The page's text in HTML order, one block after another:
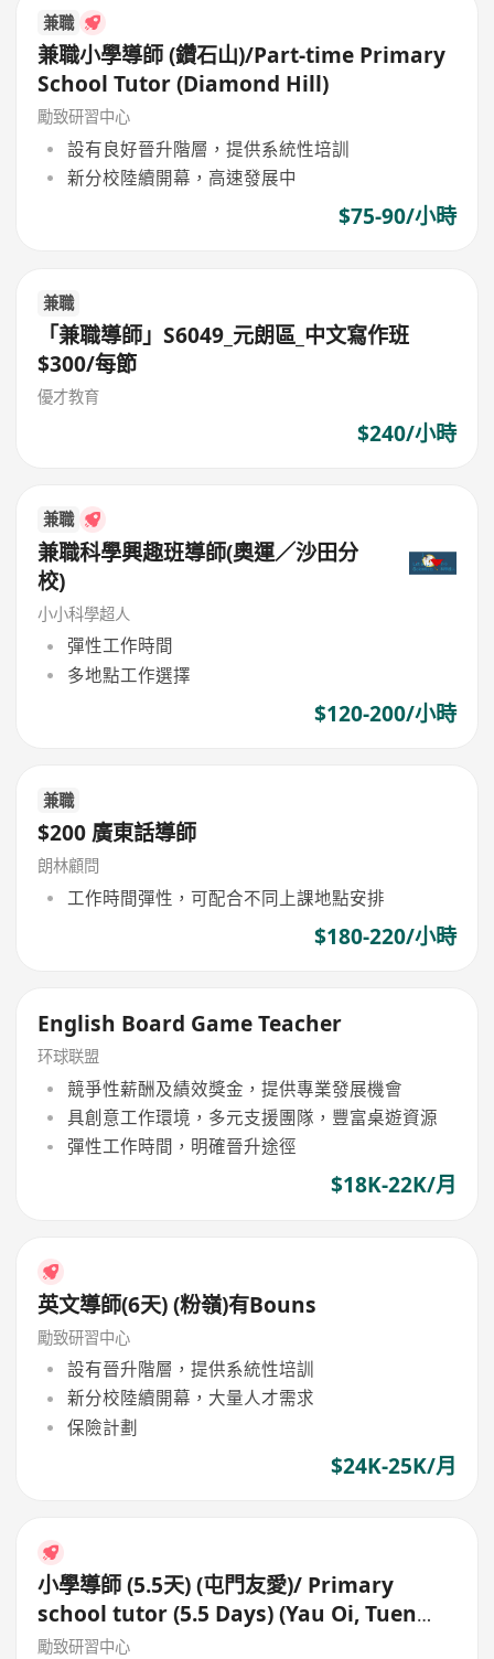
兼職
兼職小學導師 (鑽石山)/Part-time Primary
School Tutor (Diamond Hill)
勵致研習中心
設有良好晉升階層，提供系統性培訓
新分校陸續開幕，高速發展中
$75-90/小時
兼職
「兼職導師」S6049_元朗區_中文寫作班
$300/每節
優才教育
$240/小時
兼職
兼職科學興趣班導師(奧運／沙田分
校)
小小科學超人
彈性工作時間
多地點工作選擇
$120-200/小時
兼職
$200 廣東話導師
朗林顧問
工作時間彈性，可配合不同上課地點安排
$180-220/小時
English Board Game Teacher
环球联盟
競爭性薪酬及績效獎金，提供專業發展機會
具創意工作環境，多元支援團隊，豐富桌遊資源
彈性工作時間，明確晉升途徑
$18K-22K/月
英文導師(6天) (粉嶺)有Bouns
勵致研習中心
設有晉升階層，提供系統性培訓
新分校陸續開幕，大量人才需求
保險計劃
$24K-25K/月
小學導師 (5.5天) (屯門友愛)/ Primary
school tutor (5.5 Days) (Yau Oi, Tuen
Mun)
勵致研習中心